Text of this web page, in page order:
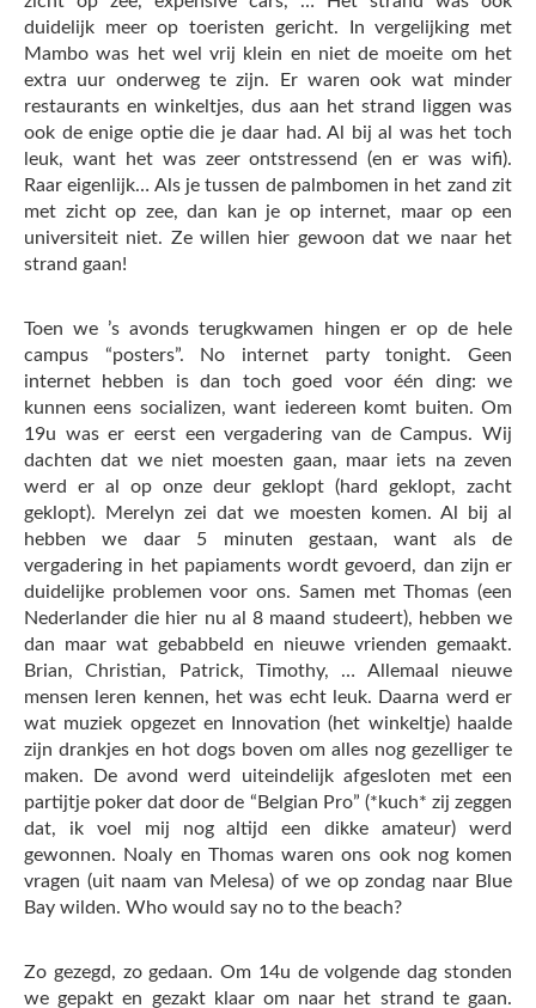
duidelijk meer op toeristen gericht. In vergelijking met
Mambo was het wel vrij klein en niet de moeite om het
extra uur onderweg te zijn. Er waren ook wat minder
restaurants en winkeltjes, dus aan het strand liggen was
ook de enige optie die je daar had. Al bij al was het toch
leuk, want het was zeer ontstressend (en er was wifi).
Raar eigenlijk… Als je tussen de palmbomen in het zand zit
met zicht op zee, dan kan je op internet, maar op een
universiteit niet. Ze willen hier gewoon dat we naar het
strand gaan!
Toen we ’s avonds terugkwamen hingen er op de hele
campus “posters”. No internet party tonight. Geen
internet hebben is dan toch goed voor één ding: we
kunnen eens socializen, want iedereen komt buiten. Om
19u was er eerst een vergadering van de Campus. Wij
dachten dat we niet moesten gaan, maar iets na zeven
werd er al op onze deur geklopt (hard geklopt, zacht
geklopt). Merelyn zei dat we moesten komen. Al bij al
hebben we daar 5 minuten gestaan, want als de
vergadering in het papiaments wordt gevoerd, dan zijn er
duidelijke problemen voor ons. Samen met Thomas (een
Nederlander die hier nu al 8 maand studeert), hebben we
dan maar wat gebabbeld en nieuwe vrienden gemaakt.
Brian, Christian, Patrick, Timothy, … Allemaal nieuwe
mensen leren kennen, het was echt leuk. Daarna werd er
wat muziek opgezet en Innovation (het winkeltje) haalde
zijn drankjes en hot dogs boven om alles nog gezelliger te
maken. De avond werd uiteindelijk afgesloten met een
partijtje poker dat door de “Belgian Pro” (*kuch* zij zeggen
dat, ik voel mij nog altijd een dikke amateur) werd
gewonnen. Noaly en Thomas waren ons ook nog komen
vragen (uit naam van Melesa) of we op zondag naar Blue
Bay wilden. Who would say no to the beach?
Zo gezegd, zo gedaan. Om 14u de volgende dag stonden
we gepakt en gezakt klaar om naar het strand te gaan.